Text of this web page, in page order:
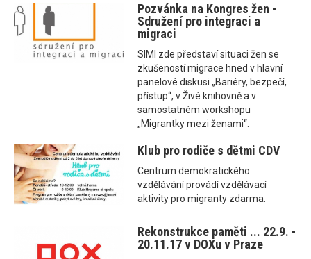
Pozvánka na Kongres žen -
Sdružení pro integraci a
migraci
SIMI zde představí situaci žen se
zkušeností migrace hned v hlavní
panelové diskusi „Bariéry, bezpečí,
přístup“, v Živé knihovně a v
samostatném workshopu
„Migrantky mezi ženami“.
Klub pro rodiče s dětmi CDV
Centrum demokratického
vzdělávání provádí vzdělávací
aktivity pro migranty zdarma.
Rekonstrukce paměti ... 22.9. -
20.11.17 v DOXu v Praze